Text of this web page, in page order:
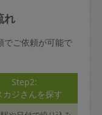
れ
でご依頼が可能で
Step2:
カジさんを探す